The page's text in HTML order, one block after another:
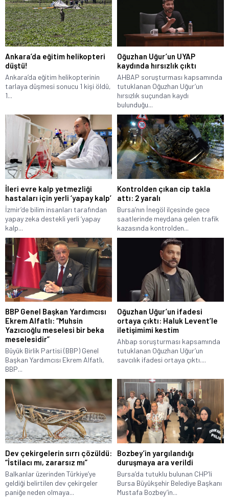
Ankara’da eğitim helikopteri
düştü!
Ankara’da eğitim helikopterinin
tarlaya düşmesi sonucu 1 kişi öldü,
1...
Oğuzhan Uğur’un UYAP
kaydında hırsızlık çıktı
AHBAP soruşturması kapsamında
tutuklanan Oğuzhan Uğur’un
hırsızlık suçundan kaydı
bulunduğu...
İleri evre kalp yetmezliği
hastaları için yerli ‘yapay kalp’
İzmir’de bilim insanları tarafından
yapay zeka destekli yerli ‘yapay
kalp...
Kontrolden çıkan cip takla
attı: 2 yaralı
Bursa’nın İnegöl ilçesinde gece
saatlerinde meydana gelen trafik
kazasında kontrolden...
BBP Genel Başkan Yardımcısı
Ekrem Alfatlı: “Muhsin
Yazıcıoğlu meselesi bir beka
meselesidir”
Büyük Birlik Partisi (BBP) Genel
Başkan Yardımcısı Ekrem Alfatlı,
BBP...
Oğuzhan Uğur’un ifadesi
ortaya çıktı: Haluk Levent’le
iletişimimi kestim
Ahbap soruşturması kapsamında
tutuklanan Oğuzhan Uğur’un
savcılık ifadesi ortaya çıktı....
Dev çekirgelerin sırrı çözüldü:
“İstilacı mı, zararsız mı”
Balkanlar üzerinden Türkiye’ye
geldiği belirtilen dev çekirgeler
paniğe neden olmaya...
Bozbey’in yargılandığı
duruşmaya ara verildi
Bursa’da tutuklu bulunan CHP’li
Bursa Büyükşehir Belediye Başkanı
Mustafa Bozbey’in...